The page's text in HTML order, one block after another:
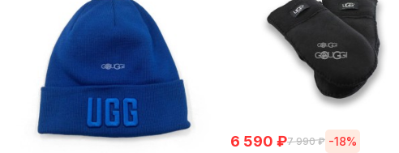
6 590 ₽7 990 ₽ -18%